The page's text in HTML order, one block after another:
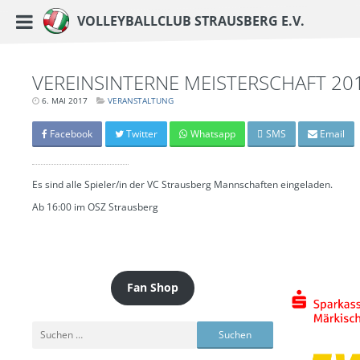
https://www.vc-strausberg.de/wp-content/themes/siehste/images/
Zum
Volleyballclub Strausberg e.V.
Haupt-Menü
VEREINSINTERNE MEISTERSCHAFT
6. MAI 2017LETZTE
15.
MÄRZ
2024
-
UHR
VERANSTALTUNG
Facebook Twitter Whatsapp SMS Email
Es sind alle Spieler/in der VC Strausberg Mannschaften eingeladen.
Ab 16:00 im OSZ Strausberg
Fan Shop
Suchen